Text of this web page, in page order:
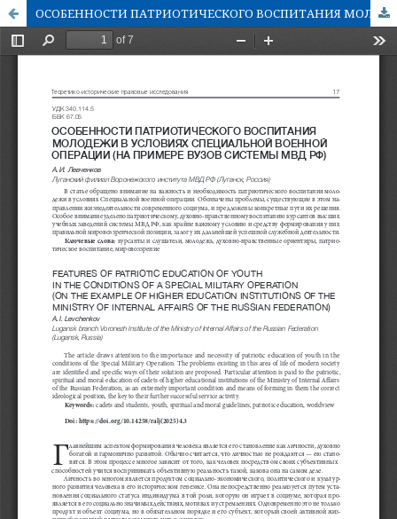
ОСОБЕННОСТИ ПАТРИОТИЧЕСКОГО ВОСПИТАНИЯ МОЛОДЕЖИ В УСЛОВИЯХ СПЕЦИАЛЬНОЙ ВОЕННОЙ ОПЕРАЦИИ (НА ПРИМЕРЕ ВУЗОВ СИСТЕМЫ МВД РФ)